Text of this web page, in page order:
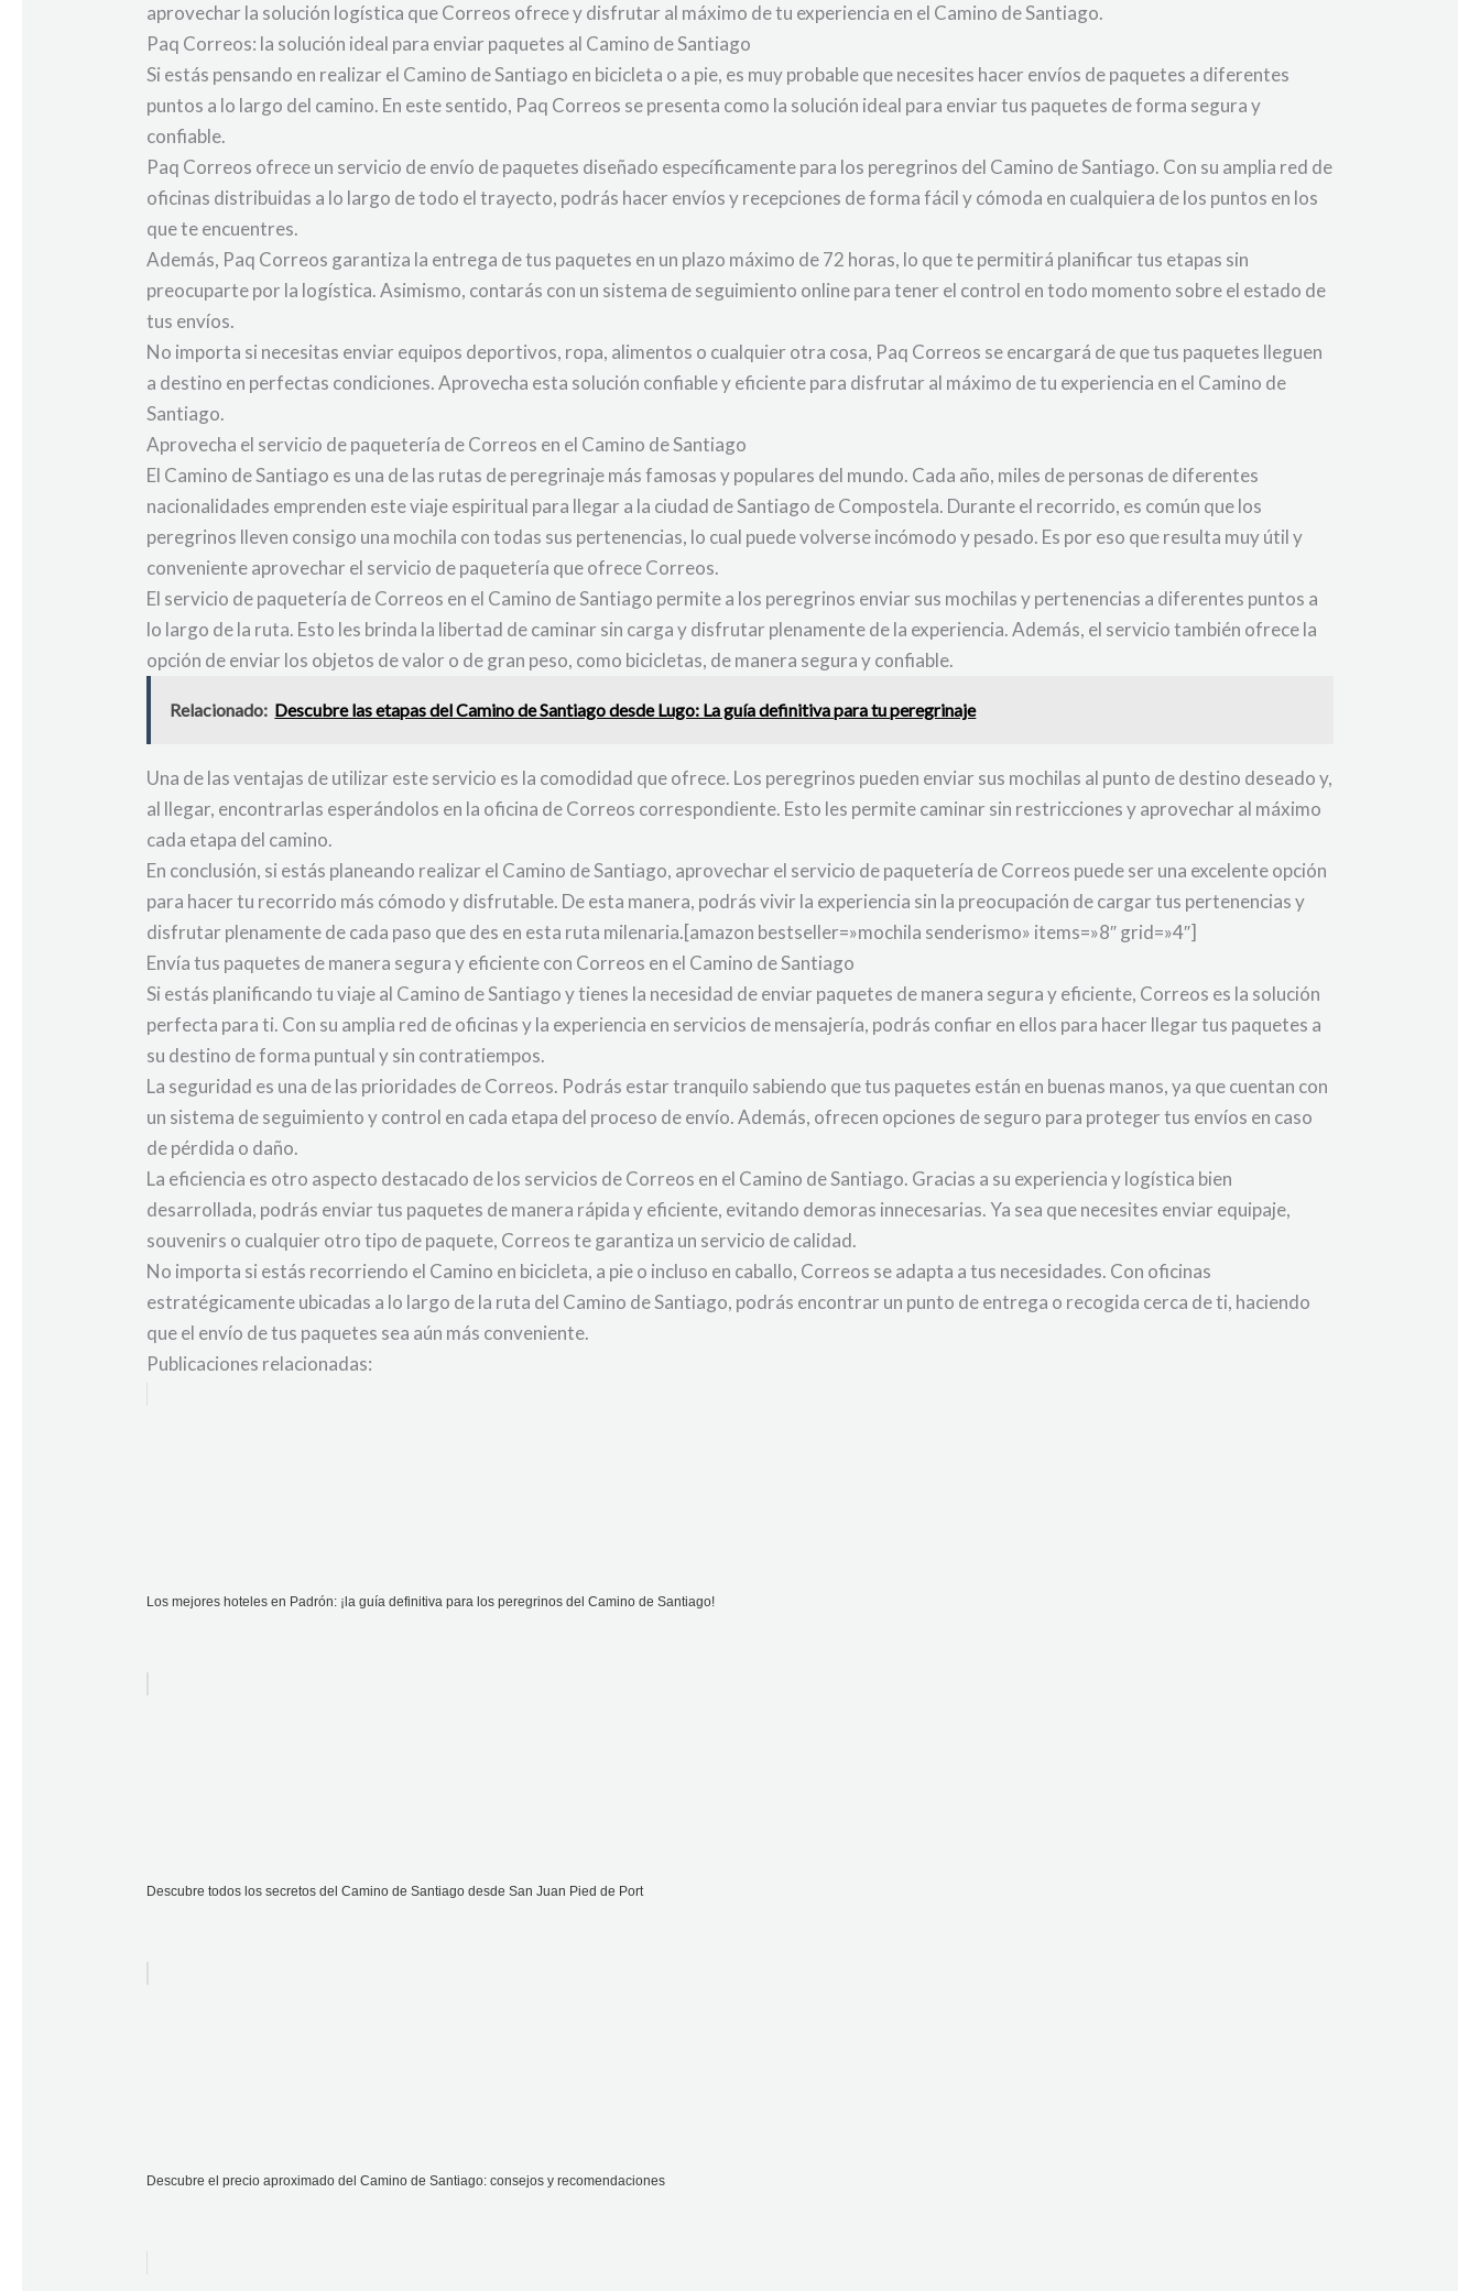
aprovechar la solución logística que Correos ofrece y disfrutar al máximo de tu experiencia en el Camino de Santiago.
Paq Correos: la solución ideal para enviar paquetes al Camino de Santiago
Si estás pensando en realizar el Camino de Santiago en bicicleta o a pie, es muy probable que necesites hacer envíos de paquetes a diferentes
puntos a lo largo del camino. En este sentido, Paq Correos se presenta como la solución ideal para enviar tus paquetes de forma segura y
confiable.
Paq Correos ofrece un servicio de envío de paquetes diseñado específicamente para los peregrinos del Camino de Santiago. Con su amplia red de
oficinas distribuidas a lo largo de todo el trayecto, podrás hacer envíos y recepciones de forma fácil y cómoda en cualquiera de los puntos en los
que te encuentres.
Además, Paq Correos garantiza la entrega de tus paquetes en un plazo máximo de 72 horas, lo que te permitirá planificar tus etapas sin
preocuparte por la logística. Asimismo, contarás con un sistema de seguimiento online para tener el control en todo momento sobre el estado de
tus envíos.
No importa si necesitas enviar equipos deportivos, ropa, alimentos o cualquier otra cosa, Paq Correos se encargará de que tus paquetes lleguen
a destino en perfectas condiciones. Aprovecha esta solución confiable y eficiente para disfrutar al máximo de tu experiencia en el Camino de
Santiago.
Aprovecha el servicio de paquetería de Correos en el Camino de Santiago
El Camino de Santiago es una de las rutas de peregrinaje más famosas y populares del mundo. Cada año, miles de personas de diferentes
nacionalidades emprenden este viaje espiritual para llegar a la ciudad de Santiago de Compostela. Durante el recorrido, es común que los
peregrinos lleven consigo una mochila con todas sus pertenencias, lo cual puede volverse incómodo y pesado. Es por eso que resulta muy útil y
conveniente aprovechar el servicio de paquetería que ofrece Correos.
El servicio de paquetería de Correos en el Camino de Santiago permite a los peregrinos enviar sus mochilas y pertenencias a diferentes puntos a
lo largo de la ruta. Esto les brinda la libertad de caminar sin carga y disfrutar plenamente de la experiencia. Además, el servicio también ofrece la
opción de enviar los objetos de valor o de gran peso, como bicicletas, de manera segura y confiable.
Relacionado: Descubre las etapas del Camino de Santiago desde Lugo: La guía definitiva para tu peregrinaje
Una de las ventajas de utilizar este servicio es la comodidad que ofrece. Los peregrinos pueden enviar sus mochilas al punto de destino deseado y,
al llegar, encontrarlas esperándolos en la oficina de Correos correspondiente. Esto les permite caminar sin restricciones y aprovechar al máximo
cada etapa del camino.
En conclusión, si estás planeando realizar el Camino de Santiago, aprovechar el servicio de paquetería de Correos puede ser una excelente opción
para hacer tu recorrido más cómodo y disfrutable. De esta manera, podrás vivir la experiencia sin la preocupación de cargar tus pertenencias y
disfrutar plenamente de cada paso que des en esta ruta milenaria.[amazon bestseller=»mochila senderismo» items=»8″ grid=»4″]
Envía tus paquetes de manera segura y eficiente con Correos en el Camino de Santiago
Si estás planificando tu viaje al Camino de Santiago y tienes la necesidad de enviar paquetes de manera segura y eficiente, Correos es la solución
perfecta para ti. Con su amplia red de oficinas y la experiencia en servicios de mensajería, podrás confiar en ellos para hacer llegar tus paquetes a
su destino de forma puntual y sin contratiempos.
La seguridad es una de las prioridades de Correos. Podrás estar tranquilo sabiendo que tus paquetes están en buenas manos, ya que cuentan con
un sistema de seguimiento y control en cada etapa del proceso de envío. Además, ofrecen opciones de seguro para proteger tus envíos en caso
de pérdida o daño.
La eficiencia es otro aspecto destacado de los servicios de Correos en el Camino de Santiago. Gracias a su experiencia y logística bien
desarrollada, podrás enviar tus paquetes de manera rápida y eficiente, evitando demoras innecesarias. Ya sea que necesites enviar equipaje,
souvenirs o cualquier otro tipo de paquete, Correos te garantiza un servicio de calidad.
No importa si estás recorriendo el Camino en bicicleta, a pie o incluso en caballo, Correos se adapta a tus necesidades. Con oficinas
estratégicamente ubicadas a lo largo de la ruta del Camino de Santiago, podrás encontrar un punto de entrega o recogida cerca de ti, haciendo
que el envío de tus paquetes sea aún más conveniente.
Publicaciones relacionadas:
Los mejores hoteles en Padrón: ¡la guía definitiva para los peregrinos del Camino de Santiago!
Descubre todos los secretos del Camino de Santiago desde San Juan Pied de Port
Descubre el precio aproximado del Camino de Santiago: consejos y recomendaciones